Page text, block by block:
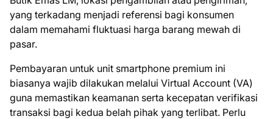
yang terkadang menjadi referensi bagi konsumen
dalam memahami fluktuasi harga barang mewah di
pasar.
Pembayaran untuk unit smartphone premium ini
biasanya wajib dilakukan melalui Virtual Account (VA)
guna memastikan keamanan serta kecepatan verifikasi
transaksi bagi kedua belah pihak yang terlibat. Perlu